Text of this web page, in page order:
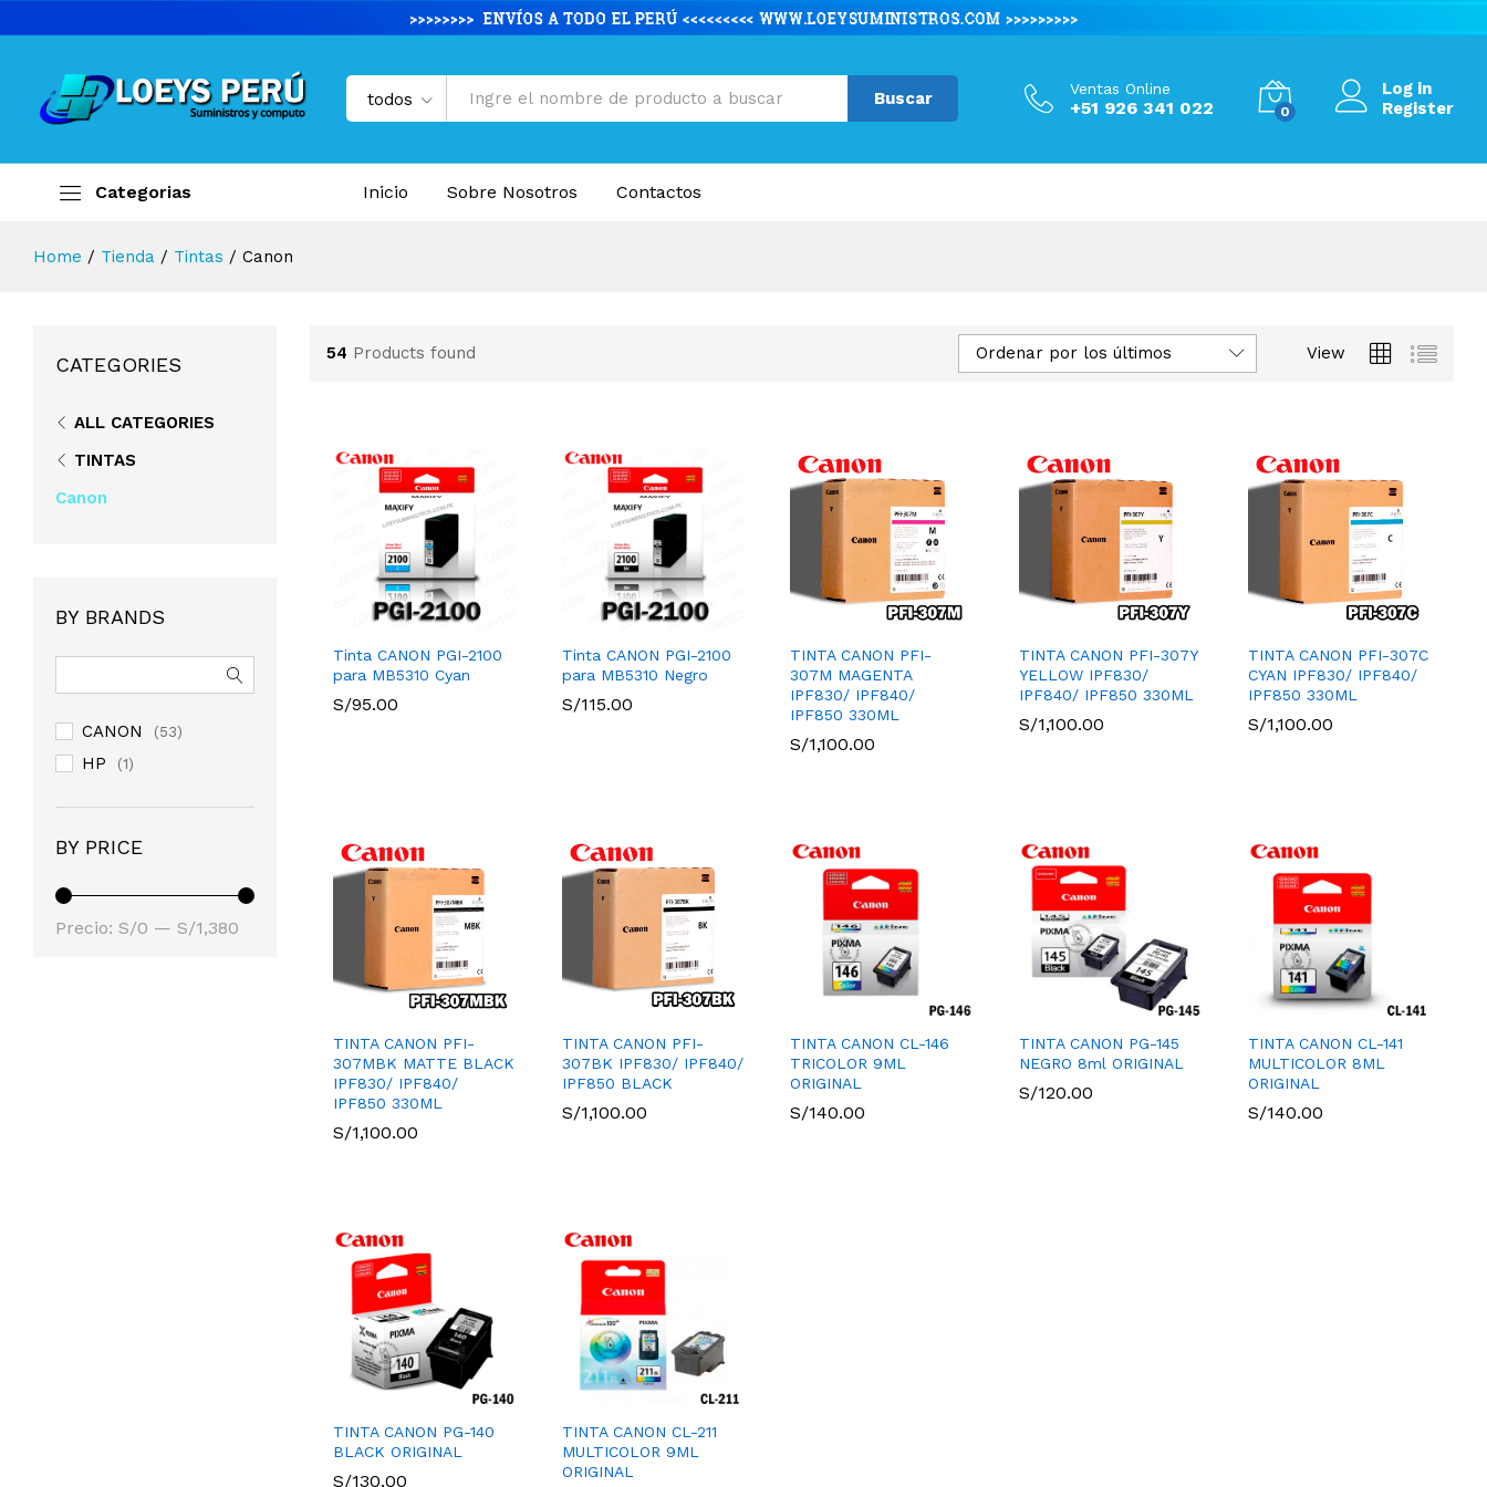
todos Buscar
Ventas Online
+51 926 341 022 0
Log in
Register
Categorias Inicio Sobre Nosotros Contactos
Home / Tienda / Tintas / Canon
54 Products found View
Ordenar por los últimos
Tinta CANON PGI-2100
para MB5310 Cyan
S/95.00
S/95.00
Tinta CANON PGI-2100
para MB5310 Negro
S/115.00
S/115.00
TINTA CANON PFI-
307M MAGENTA
IPF830/ IPF840/
IPF850 330ML
S/1,100.00
S/1,100.00
TINTA CANON PFI-307Y
YELLOW IPF830/
IPF840/ IPF850 330ML
S/1,100.00
S/1,100.00
TINTA CANON PFI-307C
CYAN IPF830/ IPF840/
IPF850 330ML
S/1,100.00
S/1,100.00
TINTA CANON PFI-
307MBK MATTE BLACK
IPF830/ IPF840/
IPF850 330ML
S/1,100.00
S/1,100.00
TINTA CANON PFI-
307BK IPF830/ IPF840/
IPF850 BLACK
S/1,100.00
S/1,100.00
TINTA CANON CL-146
TRICOLOR 9ML
ORIGINAL
S/140.00
S/140.00
TINTA CANON PG-145
NEGRO 8ml ORIGINAL
S/120.00
S/120.00
TINTA CANON CL-141
MULTICOLOR 8ML
ORIGINAL
S/140.00
S/140.00
TINTA CANON PG-140
BLACK ORIGINAL
S/130.00
S/130.00
TINTA CANON CL-211
MULTICOLOR 9ML
ORIGINAL
CATEGORIES
ALL CATEGORIES
TINTAS
Canon
BY BRANDS
CANON (53)
HP (1)
BY PRICE
Precio: S/0 — S/1,380